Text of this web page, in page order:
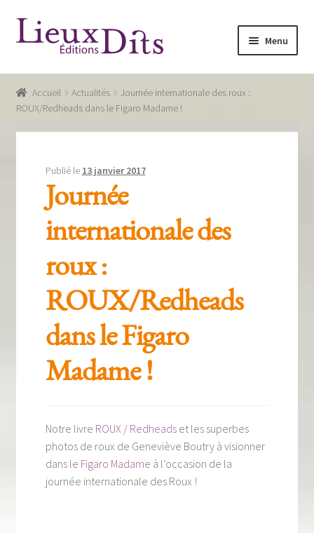
Aller
à
navigation
Aller
au
Menu
Accueil
Commande
Conditions générales de vente
Glossaire
Mentions légales / Données personnelles
Mon compte
Recevoir notre newsletter
Tous nos livres
La qualité Lieux Dits
Les éditions Lieux Dits
Accueil Actualités
Journée internationale des roux :
ROUX/Redheads dans le Figaro Madame !
Publié le 13 janvier 2017
Journée
internationale des
roux :
ROUX/Redheads
dans le Figaro
Madame !
Notre livre ROUX / Redheadset les superbes
photos de roux de Geneviève Boutry à visionner
dans le Figaro Madame à l’occasion de la
journée internationale des Roux !